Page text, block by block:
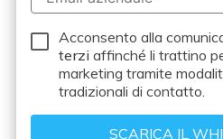
Acconsento alla
terzi affinché li trattino
marketing tramite
tradizionali di contatto.